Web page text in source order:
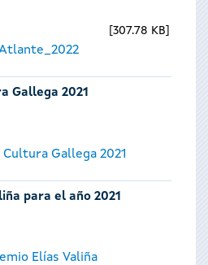
307.78 KB
Gallega 2021
Gallega 2021
para el año 2021
Elías Valiña